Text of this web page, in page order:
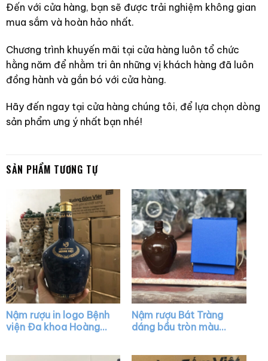
Đến với cửa hàng, bạn sẽ được trải nghiệm không gian
mua sắm và hoàn hảo nhất.
Chương trình khuyến mãi tại cửa hàng luôn tổ chức
hằng năm để nhằm tri ân những vị khách hàng đã luôn
đồng hành và gắn bó với cửa hàng.
Hãy đến ngay tại cửa hàng chúng tôi, để lựa chọn dòng
sản phẩm ưng ý nhất bạn nhé!
SẢN PHẨM TƯƠNG TỰ
Nậm rượu in logo Bệnh
viện Đa khoa Hoàng
Nậm rượu Bát Tràng
dáng bầu tròn màu